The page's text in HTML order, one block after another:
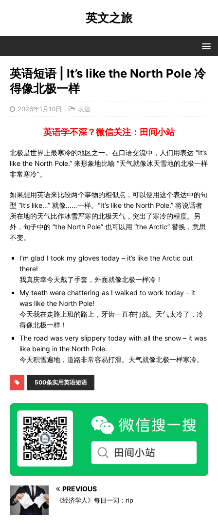
英文之旅
英语短语 | It’s like the North Pole 冷
得像北极一样
2026年1月10日 表达
英语学不深？微信关注：田间小站
北极是世界上最寒冷的地区之一。在口语交流中，人们用表达 “It’s
like the North Pole.” 来形象地比喻 “天气就像冰天雪地的北极一样
非常寒冷”。
如果想用英语来比较两个事物的相似点，可以使用这个表达中的句
型 “It’s like…” 就像……一样。“It’s like the North Pole.” 将说话者
所在地的天气比作冰雪严寒的北极天气，突出了寒冷的程度。另
外，句子中的 “the North Pole” 也可以用 “the Arctic” 替换，意思
不变。
I’m glad I took my gloves today – it’s like the Arctic out
there!
我真庆幸今天戴了手套，外面就像北极一样冷！
My teeth were chattering as I walked to work today – it
was like the North Pole!
今天我在走路上班的路上，牙齿一直在打战。天气太冷了，冷
得像北极一样！
The road was very slippery today with all the snow – it was
like being in the North Pole.
今天积雪遍地，道路非常容易打滑。天气就像北极一样寒冷。
500条实用英语短语
PREVIOUS
《经济学人》每日一词：rip